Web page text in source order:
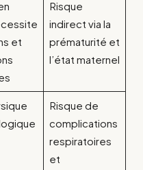
et
Risque
indirect via la
prématurité et
l’état maternel
Risque de
complications
respiratoires
et